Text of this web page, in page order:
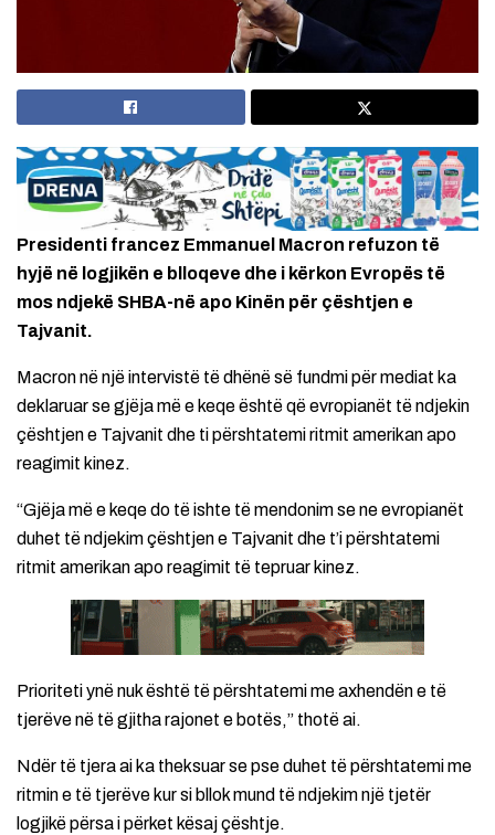
Presidenti francez Emmanuel Macron refuzon të
hyjë në logjikën e blloqeve dhe i kërkon Evropës të
mos ndjekë SHBA-në apo Kinën për çështjen e
Tajvanit.
Macron në një intervistë të dhënë së fundmi për mediat ka
deklaruar se gjëja më e keqe është që evropianët të ndjekin
çështjen e Tajvanit dhe ti përshtatemi ritmit amerikan apo
reagimit kinez.
“Gjëja më e keqe do të ishte të mendonim se ne evropianët
duhet të ndjekim çështjen e Tajvanit dhe t’i përshtatemi
ritmit amerikan apo reagimit të tepruar kinez.
Prioriteti ynë nuk është të përshtatemi me axhendën e të
tjerëve në të gjitha rajonet e botës,” thotë ai.
Ndër të tjera ai ka theksuar se pse duhet të përshtatemi me
ritmin e të tjerëve kur si bllok mund të ndjekim një tjetër
logjikë përsa i përket kësaj çështje.